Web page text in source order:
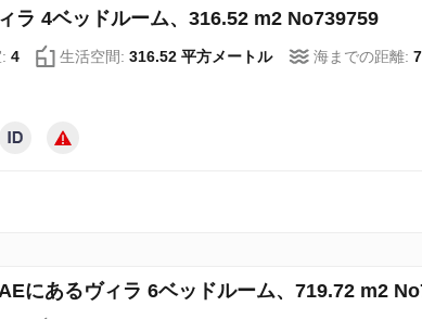
ラ 4ベッドルーム、316.52 m2 No739759
4 生活空間: 316.52 平方メートル 海までの距離:
にあるヴィラ 6ベッドルーム、719.72 m2